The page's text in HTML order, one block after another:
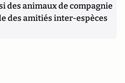
des animaux de compagnie
des amitiés inter-espèces